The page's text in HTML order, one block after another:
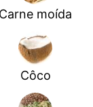
Carne moída
Côco